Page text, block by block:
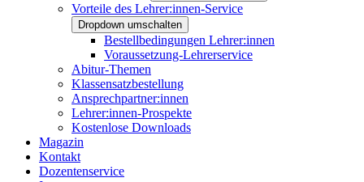
Vorteile des Lehrer:innen-Service
Dropdown umschalten
Bestellbedingungen Lehrer:innen
Voraussetzung-Lehrerservice
Abitur-Themen
Klassensatzbestellung
Ansprechpartner:innen
Lehrer:innen-Prospekte
Kostenlose Downloads
Magazin
Kontakt
Dozentenservice